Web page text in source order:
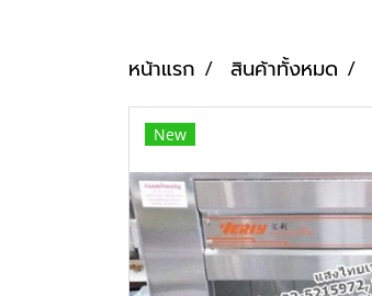
หน้าแรก สินค้าทั้งหมด
New